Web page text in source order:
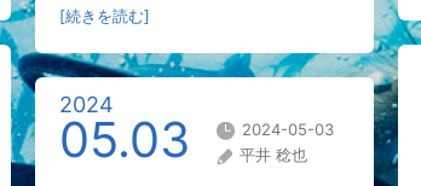
[続きを読む]
2024
05.03
2024-05-03
平井 稔也